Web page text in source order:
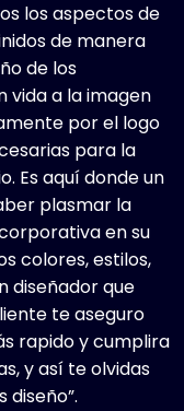
los aspectos de
de manera
de los
vida a la imagen
por el logo
para la
Es aquí donde un
plasmar la
en su
colores, estilos,
diseñador que
te aseguro
rapido y cumplira
y así te olvidas